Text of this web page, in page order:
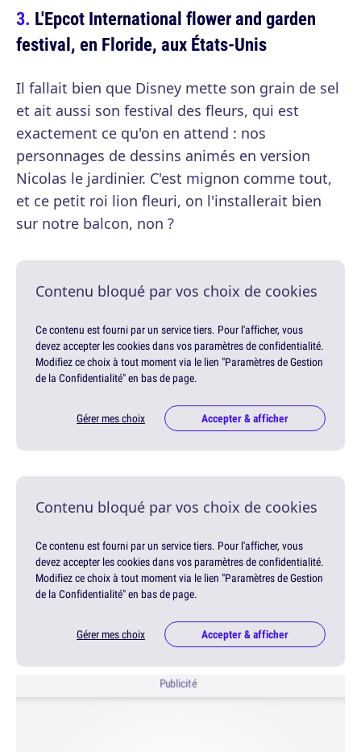
L'Epcot International flower and garden
festival, en Floride, aux États-Unis
Il fallait bien que Disney mette son grain de sel
et ait aussi son festival des fleurs, qui est
exactement ce qu'on en attend : nos
personnages de dessins animés en version
Nicolas le jardinier. C'est mignon comme tout,
et ce petit roi lion fleuri, on l'installerait bien
sur notre balcon, non ?
Contenu bloqué par vos choix de cookies
Ce contenu est fourni par un service tiers. Pour l'afficher, vous
devez accepter les cookies dans vos paramètres de confidentialité.
Modifiez ce choix à tout moment via le lien "Paramètres de Gestion
de la Confidentialité" en bas de page.
Gérer mes choix Accepter & afficher
Contenu bloqué par vos choix de cookies
Ce contenu est fourni par un service tiers. Pour l'afficher, vous
devez accepter les cookies dans vos paramètres de confidentialité.
Modifiez ce choix à tout moment via le lien "Paramètres de Gestion
de la Confidentialité" en bas de page.
Gérer mes choix Accepter & afficher
Publicité